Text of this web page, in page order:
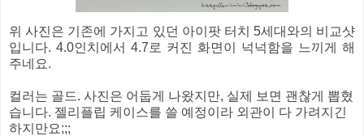
위 사진은 기존에 가지고 있던 아이팟 터치 5세대와의 비교샷
입니다. 4.0인치에서 4.7로 커진 화면이 넉넉함을 느끼게 해
주네요.
컬러는 골드. 사진은 어둡게 나왔지만, 실제 보면 괜찮게 뽑혔
습니다. 젤리플립 케이스를 쓸 예정이라 외관이 다 가려지긴
하지만요;;;